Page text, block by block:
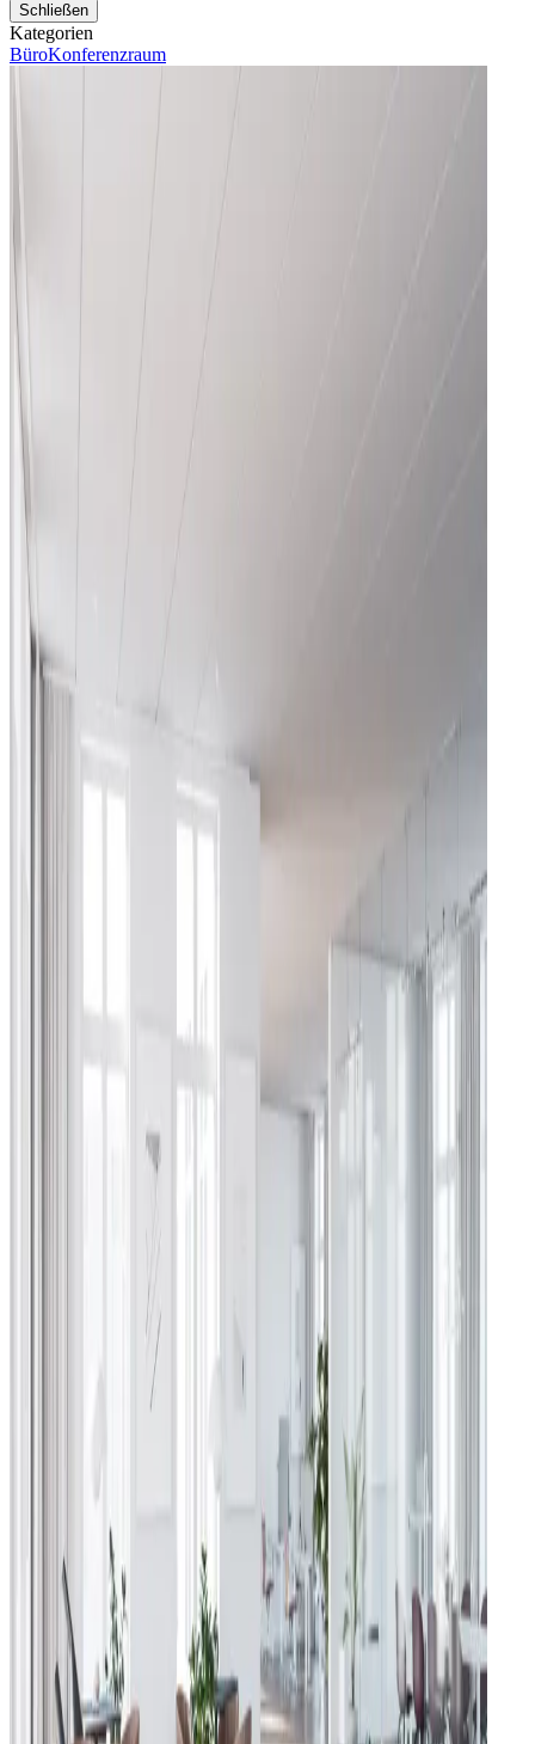
Schließen
Kategorien
BüroKonferenzraum